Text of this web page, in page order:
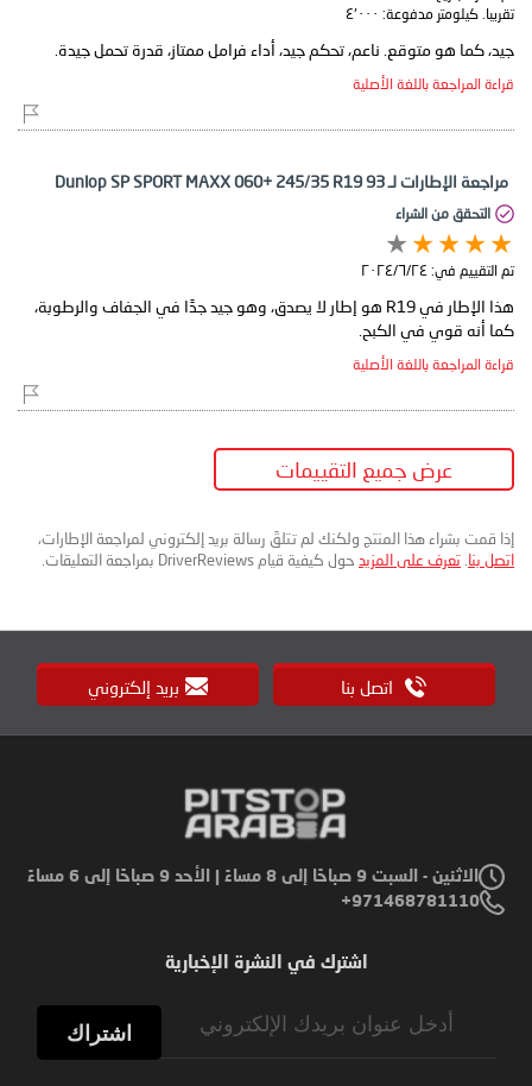
تقريبا. كيلومتر مدفوعة: ٤٬٠٠٠
جيد، كما هو متوقع. ناعم، تحكم جيد، أداء فرامل ممتاز، قدرة تحمل جيدة.
قراءة المراجعة باللغة الأصلية
مراجعة الإطارات لـ Dunlop SP SPORT MAXX 060+ 245/35 R19 93
التحقق من الشراء
تم التقييم في: ٢٤‏/٦‏/٢٠٢٤
هذا الإطار في R19 هو إطار لا يصدق، وهو جيد جدًا في الجفاف والرطوبة،
كما أنه قوي في الكبح.
قراءة المراجعة باللغة الأصلية
عرض جميع التقييمات
إذا قمت بشراء هذا المنتج ولكنك لم تتلقَ رسالة بريد إلكتروني لمراجعة الإطارات،
اتصل بنا تعرف على المزيد حول كيفية قيام DriverReviews بمراجعة التعليقات.
اتصل بنا بريد إلكتروني
الاثنين - السبت 9 صباحًا إلى 8 مساءً | الأحد 9 صباحًا إلى 6 مساءً
971468781110+
اشترك في النشرة الإخبارية
اشتراك